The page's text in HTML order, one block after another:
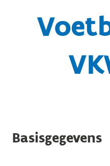
Basisgegevens